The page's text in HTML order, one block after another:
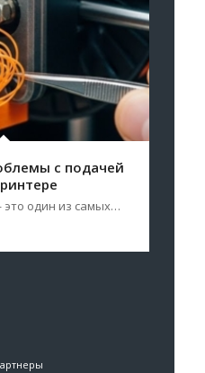
с подачей
один из самых…